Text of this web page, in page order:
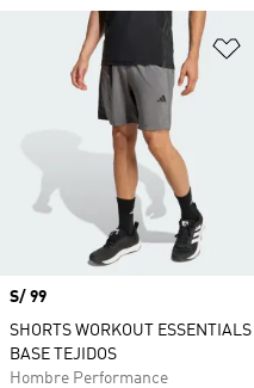
Precio
S/ 99
SHORTS WORKOUT ESSENTIALS
BASE TEJIDOS
Hombre Performance